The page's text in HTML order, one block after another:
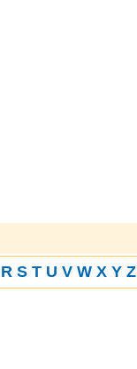
R S T U V W X Y Z